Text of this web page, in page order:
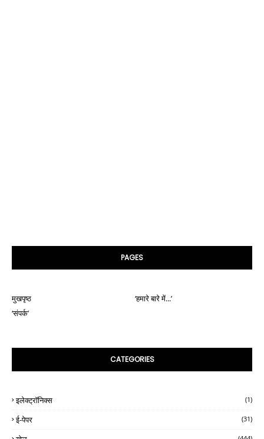
PAGES
मुखपृष्ठ
‘हमारे बारे में...’
‘संपर्क’
CATEGORIES
इलेक्ट्रॉनिक्स (1)
ई-पेपर (31)